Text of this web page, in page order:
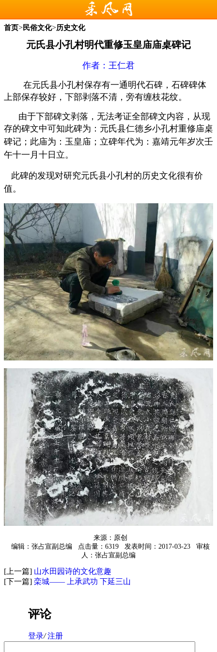
首页>民俗文化>历史文化
元氏县小孔村明代重修玉皇庙庙桌碑记
作者： 王仁君
在元氏县小孔村保存有一通明代石碑，石碑碑体
上部保存较好，下部剥落不清，旁有缠枝花纹。
由于下部碑文剥落，无法考证全部碑文内容，从现
存的碑文中可知此碑为：元氏县仁德乡小孔村重修庙桌
碑记；此庙为：玉皇庙；立碑年代为：嘉靖元年岁次壬
午十一月十日立。
此碑的发现对研究元氏县小孔村的历史文化很有价
值。
来源：原创
编辑：张占宣副总编
点击量：6319 发表时间：2017-03-23
审核
人：张占宣副总编
[上一篇] 山水田园诗的文化意趣
[下一篇] 栾城—— 上承武功 下延三山
评论
登录/ 注册